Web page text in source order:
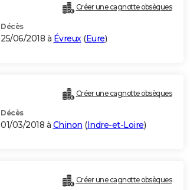
Créer une cagnotte obsèques
Décès
25/06/2018 à Évreux(Eure)
Créer une cagnotte obsèques
Décès
01/03/2018 à Chinon (Indre-et-Loire)
Créer une cagnotte obsèques